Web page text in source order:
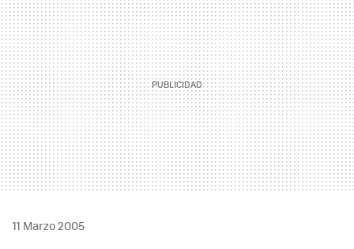
11 Marzo 2005